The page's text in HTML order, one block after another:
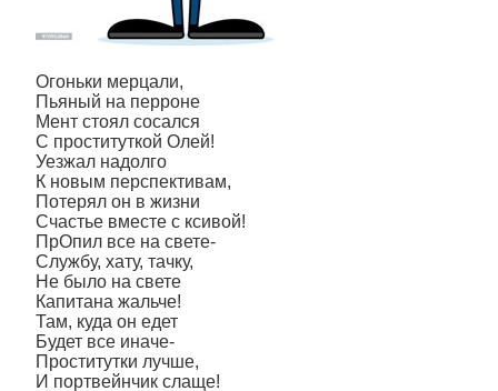
­­Огоньки мерцали,
Пьяный на перроне
Мент стоял сосался
С проституткой Олей!
Уезжал надолго
К новым перспективам,
Потерял он в жизни
Счастье вместе с ксивой!
ПрОпил все на свете-
Службу, хату, тачку,
Не было на свете
Капитана жальче!
Там, куда он едет
Будет все иначе-
Проститутки лучше,
И портвейнчик слаще!